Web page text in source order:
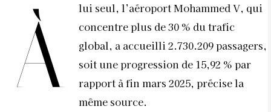
À
lui seul, l’aéroport Mohammed V, qui
concentre plus de 30 % du trafic
global, a accueilli 2.730.209 passagers,
soit une progression de 15,92 % par
rapport à fin mars 2025, précise la
même source.